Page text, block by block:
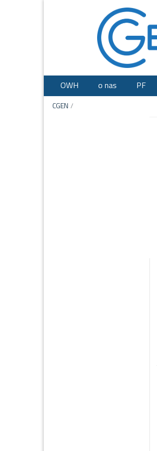
OWH
o nas PF
CGEN /